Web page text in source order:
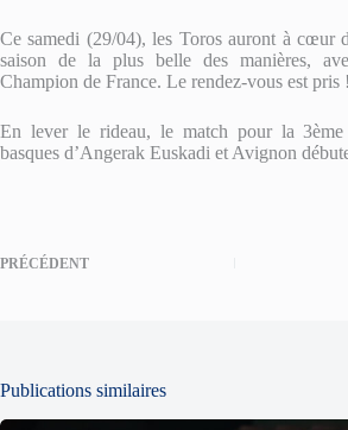
Ce samedi (29/04), les Toros auront à cœur
saison de la plus belle des manières,
Champion de France. Le rendez-vous est pris !
En lever le rideau, le match pour la 3ème
basques d’Angerak Euskadi et Avignon
PRÉCÉDENT
Publications similaires